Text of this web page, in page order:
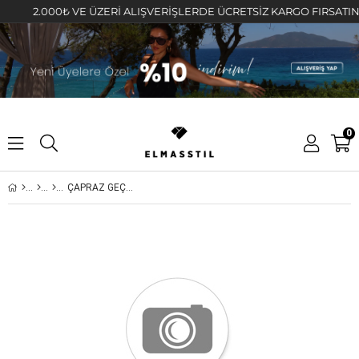
2.000₺ VE ÜZERİ ALIŞVERİŞLERDE ÜCRETSİZ KARGO FIRSATINI
0
ÇAPRAZ GEÇMELİ KIKIRDAK KÜPE